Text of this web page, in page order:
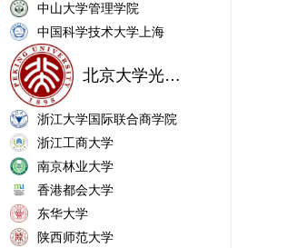
中山大学管理学院
中国科学技术大学上海
北京大学光华管理学院
浙江大学国际联合商学院
浙江工商大学
南京林业大学
香港都会大学
东华大学
陕西师范大学